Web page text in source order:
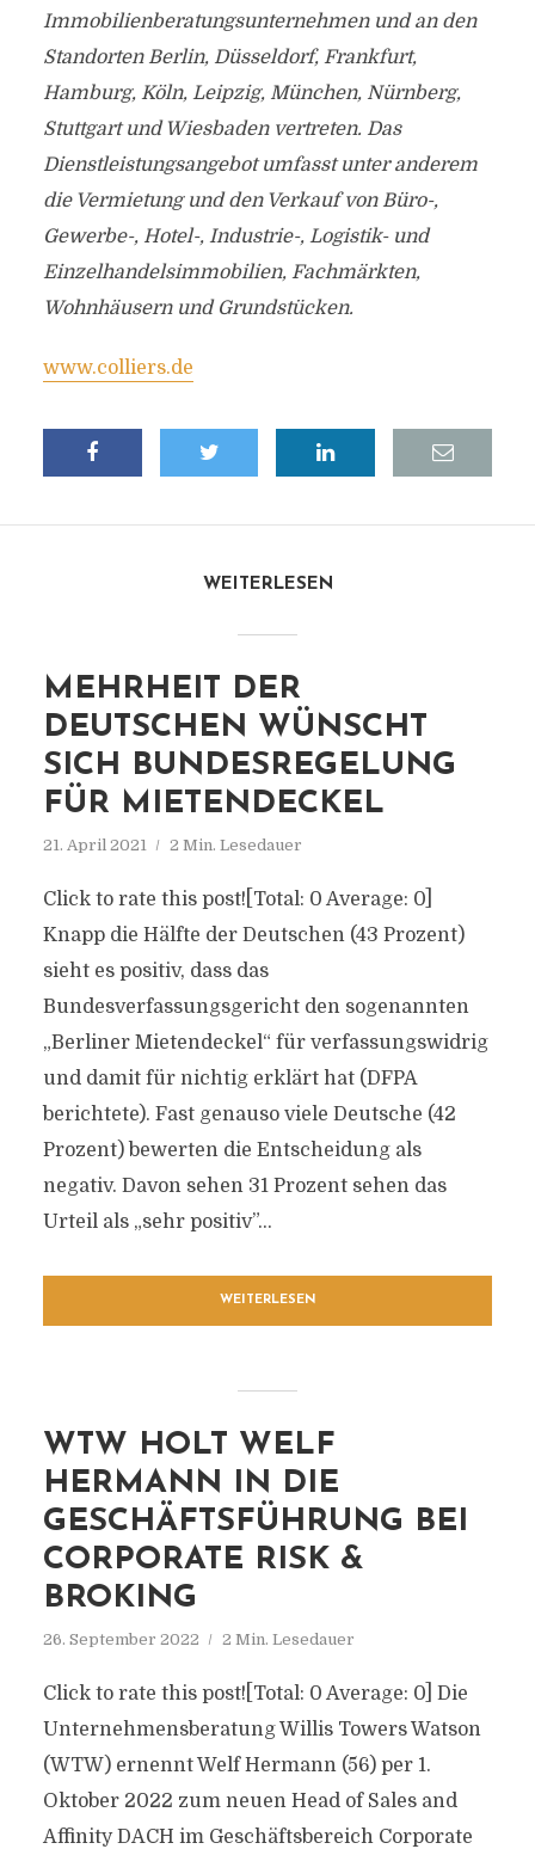
Immobilienberatungsunternehmen und an den
Standorten Berlin, Düsseldorf, Frankfurt,
Hamburg, Köln, Leipzig, München, Nürnberg,
Stuttgart und Wiesbaden vertreten. Das
Dienstleistungsangebot umfasst unter anderem
die Vermietung und den Verkauf von Büro-,
Gewerbe-, Hotel-, Industrie-, Logistik- und
Einzelhandelsimmobilien, Fachmärkten,
Wohnhäusern und Grundstücken.
www.colliers.de
WEITERLESEN
MEHRHEIT DER
DEUTSCHEN WÜNSCHT
SICH BUNDESREGELUNG
FÜR MIETENDECKEL
21. April 2021 2 Min. Lesedauer
Click to rate this post![Total: 0 Average: 0]
Knapp die Hälfte der Deutschen (43 Prozent)
sieht es positiv, dass das
Bundesverfassungsgericht den sogenannten
„Berliner Mietendeckel“ für verfassungswidrig
und damit für nichtig erklärt hat (DFPA
berichtete). Fast genauso viele Deutsche (42
Prozent) bewerten die Entscheidung als
negativ. Davon sehen 31 Prozent sehen das
Urteil als „sehr positiv”...
WEITERLESEN
WTW HOLT WELF
HERMANN IN DIE
GESCHÄFTSFÜHRUNG BEI
CORPORATE RISK &
BROKING
26. September 2022 2 Min. Lesedauer
Click to rate this post![Total: 0 Average: 0] Die
Unternehmensberatung Willis Towers Watson
(WTW) ernennt Welf Hermann (56) per 1.
Oktober 2022 zum neuen Head of Sales and
Affinity DACH im Geschäftsbereich Corporate